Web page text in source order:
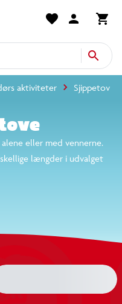
aktiviteter Sjippetov
eller med vennerne.
længder i udvalget